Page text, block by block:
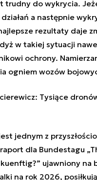
trudny do wykrycia.
a następnie
rezultaty daje
w takiej sytuacji
ochrony.
ogniem wozów
Tysiące
jednym z
dla Bundestagu
ujawniony na
na rok 2026,